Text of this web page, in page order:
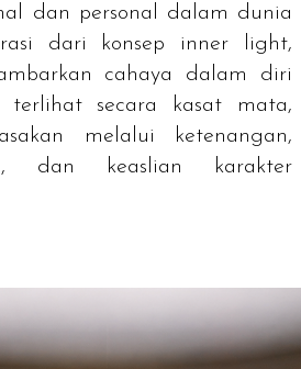
dan personal dalam dunia
dari konsep inner light,
cahaya dalam diri
secara kasat mata,
melalui ketenangan,
dan keaslian karakter